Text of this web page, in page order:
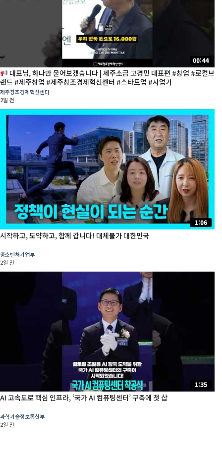
00:44
대표님, 하나만 물어보겠습니다 | 제주소금 고경민 대표편 #창업 #로컬브
랜드 #제주창업 #제주창조경제혁신센터 #스타트업 #사업가
제주창조경제혁신센터
2일 전
1:06
시작하고, 도약하고, 함께 갑니다! 대체불가 대한민국
중소벤처기업부
2일 전
1:35
AI 고속도로 핵심 인프라, ‘국가 AI 컴퓨팅센터’ 구축에 첫 삽
과학기술정보통신부
2일 전